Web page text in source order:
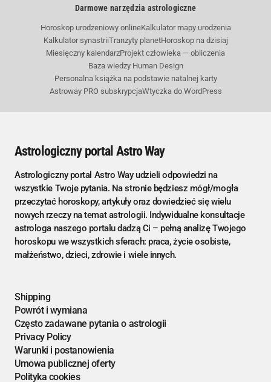
Darmowe narzędzia astrologiczne
Horoskop urodzeniowy onlineKalkulator mapy urodzenia
Kalkulator synastriiTranzyty planetHoroskop na dzisiaj
Miesięczny kalendarzProjekt człowieka — obliczenia
Baza wiedzy Human Design
Personalna książka na podstawie natalnej karty
Astroway PRO subskrypcjaWtyczka do WordPress
Astrologiczny portal Astro Way
Astrologiczny portal Astro Way udzieli odpowiedzi na
wszystkie Twoje pytania. Na stronie będziesz mógł/mogła
przeczytać horoskopy, artykuły oraz dowiedzieć się wielu
nowych rzeczy na temat astrologii. Indywidualne konsultacje
astrologa naszego portalu dadzą Ci – pełną analizę Twojego
horoskopu we wszystkich sferach: praca, życie osobiste,
małżeństwo, dzieci, zdrowie i wiele innych.
Shipping
Powrót i wymiana
Często zadawane pytania o astrologii
Privacy Policy
Warunki i postanowienia
Umowa publicznej oferty
Polityka cookies